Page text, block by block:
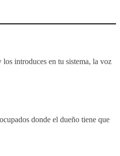
introduces en tu sistema, la voz
donde el dueño tiene que